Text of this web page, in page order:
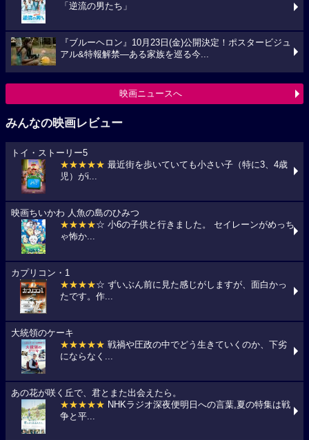
「逆流の男たち」
『ブルーヘロン』10月23日(金)公開決定！ポスタービジュ
アル&特報解禁―ある家族を巡る今...
映画ニュースへ
みんなの映画レビュー
トイ・ストーリー5
★★★★★ 最近街を歩いていても小さい子（特に3、4歳
児）がi...
映画ちいかわ 人魚の島のひみつ
★★★★☆ 小6の子供と行きました。 セイレーンがめっち
ゃ怖か...
カプリコン・1
★★★★☆ ずいぶん前に見た感じがしますが、面白かっ
たです。作...
大統領のケーキ
★★★★★ 戦禍や圧政の中でどう生きていくのか、下劣
にならなく...
あの花が咲く丘で、君とまた出会えたら。
★★★★★ NHKラジオ深夜便明日への言葉,夏の特集は戦
争と平...